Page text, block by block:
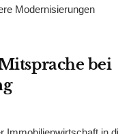
Modernisierungen
bei